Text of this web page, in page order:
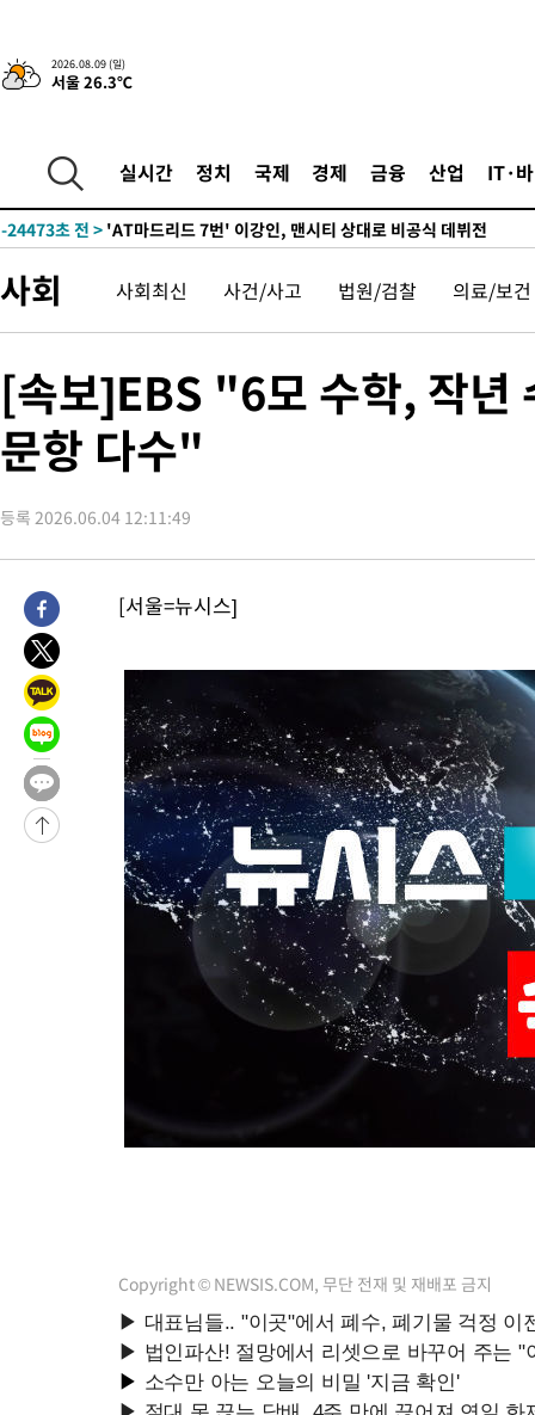
2026.08.09 (일)
서울 26.3℃
실시간 정치 국제 경제 금융 산업 IT·
43분 전 >'2경기 연속 침묵' 손흥민, 톨루카전 68분만 뛰고 슈팅 0개
-30537초 전 > 시메오네 감독 "이강인 다재다능한 선수…다양한 역할 맡길
-26734초 전 >
'AT마드리드 7번' 이강인 데뷔전…맨시티에 1-3 역전패(종합)
-24473초 전 >
-23975초 전 > [속보]'AT마드리드 7번' 이강인, 맨시티 상대로 비공식 데뷔전
-18635초 전 > 이강인 ATM 입단식에 '상암벌 들썩'…"세계적인 선수 되길"
-17631초 전 >태풍 돌핀, 중 저장성 타이저우시 해안에 상륙 (1보)
-13607초 전 >
[속보]與 강원·TK 당원투표 합산 김민석 48.54%로 승리…정
44.40%
-12941초 전 >與 강원·TK 당원투표 합산 김민석 46.01%로 승리…정청래
44.53%
-12781초 전 >[속보]與전대 권리당원투표…강원·경북 김민석, 대구 정청래
45.71%
-12490초 전 >[속보]與 당대표 경선, 대구 권리당원 투표 정청래 47.82%·김
46.35%
-12287초 전 >[속보]與 당대표 경선, 강원 권리당원 투표 김민석 승리
득표
-10205초 전 >
"일본축구협회, 대한축구협회 성 접대 의혹 심판 조사"
-2847초 전 >
29분 전 >
"얼마나 더웠으면"…안동 물길공원서 헤엄친 구렁이 '소동'
31분 전 >
손흥민, 68분 뛰고 2경기 침묵…LAFC, 톨루카에 1-0 승리(종합)
43분 전 >
'2경기 연속 침묵' 손흥민, 톨루카전 68분만 뛰고 슈팅 0개
-30537초 전 >
시메오네 감독 "이강인 다재다능한 선수…다양한 역할 맡길
-26978초 전 >
이강인, 5만 관중 앞 ATM 데뷔…뜨거운 응원 속 새출발(종합)
-26734초 전 >
'AT마드리드 7번' 이강인 데뷔전…맨시티에 1-3 역전패(종합)
'AT마드리드 7번' 이강인, 맨시티 상대로 비공식 데뷔전
[속보]'AT마드리드 7번' 이강인, 맨시티 상대로 비공식 데뷔전
네타냐후, 트럼프의 가자 평화 2차 15개조 평화안 '거부'
이강인 ATM 입단식에 '상암벌 들썩'…"세계적인 선수 되길"
태풍 돌핀, 중 저장성 타이저우시 해안에 상륙 (1보)
AT마드리드 데뷔 앞둔 이강인, 맨시티전 선발 대신 '벤치 시작'
[속보]與 강원·TK 당원투표 합산 김민석 48.54%로 승리…정
[속보]與전대 권리당원투표…강원·경북 김민석, 대구 정청래
[속보]장은수, KLPGA 제주삼다수 역전 우승…데뷔 10년 차에
"얼마나 더웠으면"…안동 물길공원서 헤엄친 구렁이 '소동'
손흥민, 68분 뛰고 2경기 침묵…LAFC, 톨루카에 1-0 승리(종합)
'2경기 연속 침묵' 손흥민, 톨루카전 68분만 뛰고 슈팅 0개
사회 사회최신 사건/사고 법원/검찰 의료/보건
[속보]EBS "6모 수학, 작년
문항 다수"
등록 2026.06.04 12:11:49
[서울=뉴시스]
Copyright © NEWSIS.COM, 무단 전재 및 재배포 금지